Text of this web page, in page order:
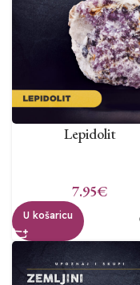
Lepidolit
7.95€
U košaricu